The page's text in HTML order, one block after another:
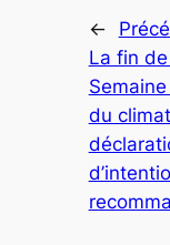
←
La fin
du